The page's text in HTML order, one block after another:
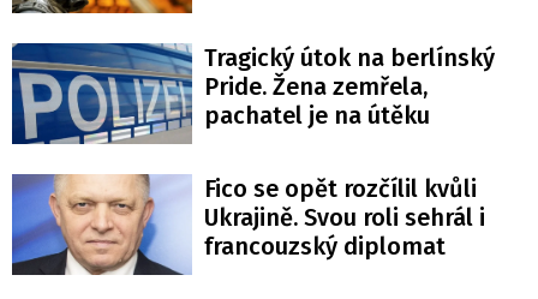
Tragický útok na berlínský
Pride. Žena zemřela,
pachatel je na útěku
Fico se opět rozčílil kvůli
Ukrajině. Svou roli sehrál i
francouzský diplomat